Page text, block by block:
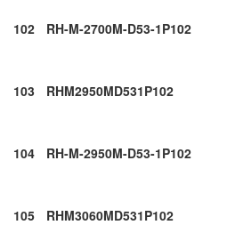
102 RH-M-2700M-D53-1P102
103 RHM2950MD531P102
104 RH-M-2950M-D53-1P102
105 RHM3060MD531P102